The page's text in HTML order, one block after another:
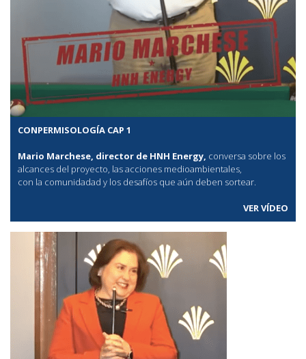
CONPERMISOLOGÍA CAP 1
Mario Marchese, director de HNH Energy, conversa sobre los
alcances del proyecto, las acciones medioambientales,
con la comunidadad y los desafíos que aún deben sortear.
VER VÍDEO